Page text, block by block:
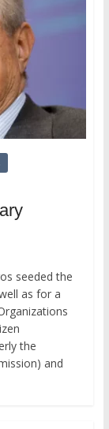
seeded the
as for a
the
and